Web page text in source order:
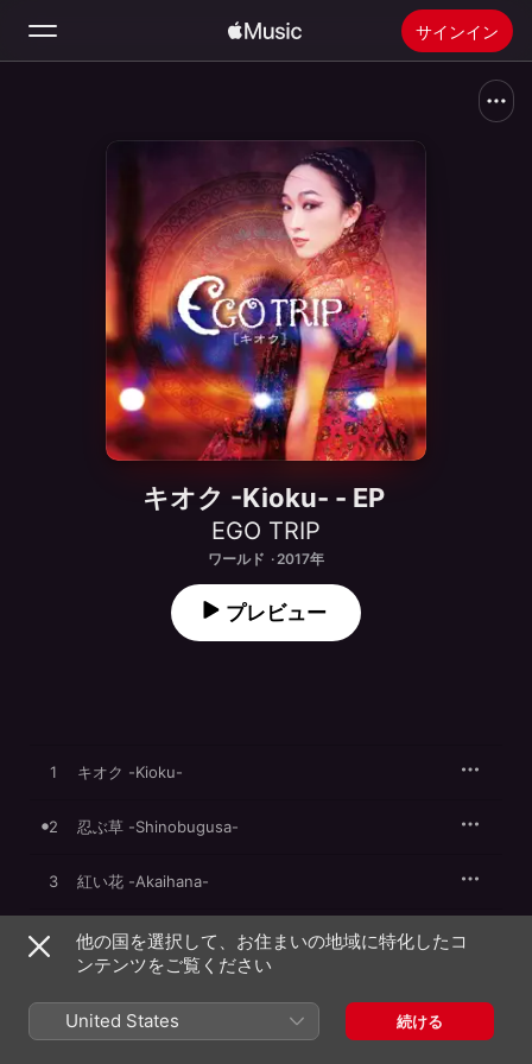
サインイン
新着おすすめ
ラジオ
Apple Musicをインストール
キオク -Kioku- - EP
EGO TRIP
ワールド · 2017年
プレビュー
1 キオク -Kioku-
2 忍ぶ草 -Shinobugusa-
3 紅い花 -Akaihana-
4 水の香り -Mizu no kaori-
6 月明かり -Tsukiakari-
他の国を選択して、お住まいの地域に特化したコ
ンテンツをご覧ください
United States 続ける